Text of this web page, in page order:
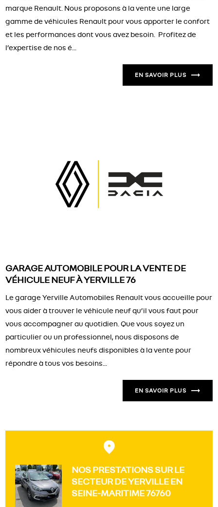
marque Renault. Nous proposons à la vente une large
gamme de véhicules Renault pour vous apporter le confort
et les performances dont vous avez besoin. Profitez de
l’expertise de nos é...
EN SAVOIR PLUS
GARAGE AUTOMOBILE POUR LA VENTE DE
VÉHICULE NEUF À YERVILLE 76
Le garage Yerville Automobiles Renault vous accueille pour
vous aider à trouver le véhicule neuf qu’il vous faut pour
vous accompagner au quotidien. Que vous soyez un
particulier ou un professionnel, nous disposons de
nombreux véhicules neufs disponibles à la vente pour
répondre à tous vos besoins...
EN SAVOIR PLUS
NOS PRESTATIONS SUR LE
SECTEUR DE YERVILLE EN
SEINE-MARITIME 76760